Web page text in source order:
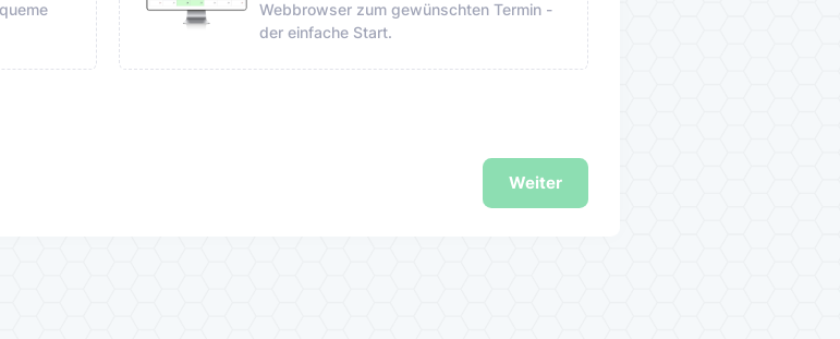
Webbrowser zum gewünschten Termin -
der einfache Start.
Weiter